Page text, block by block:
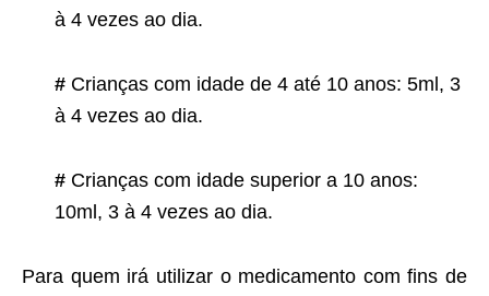
à 4 vezes ao dia.
# Crianças com idade de 4 até 10 anos: 5ml, 3
à 4 vezes ao dia.
# Crianças com idade superior a 10 anos:
10ml, 3 à 4 vezes ao dia.
Para quem irá utilizar o medicamento com fins de